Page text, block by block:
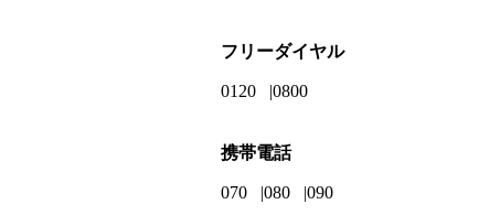
フリーダイヤル
0120 0800
携帯電話
070 080 090